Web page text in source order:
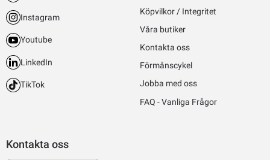
Kontakta oss
Instagram
Youtube
LinkedIn
TikTok
Köpvilkor / Integritet
Våra butiker
Kontakta oss
Förmånscykel
Jobba med oss
FAQ - Vanliga Frågor